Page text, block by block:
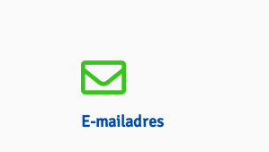
E-mailadres